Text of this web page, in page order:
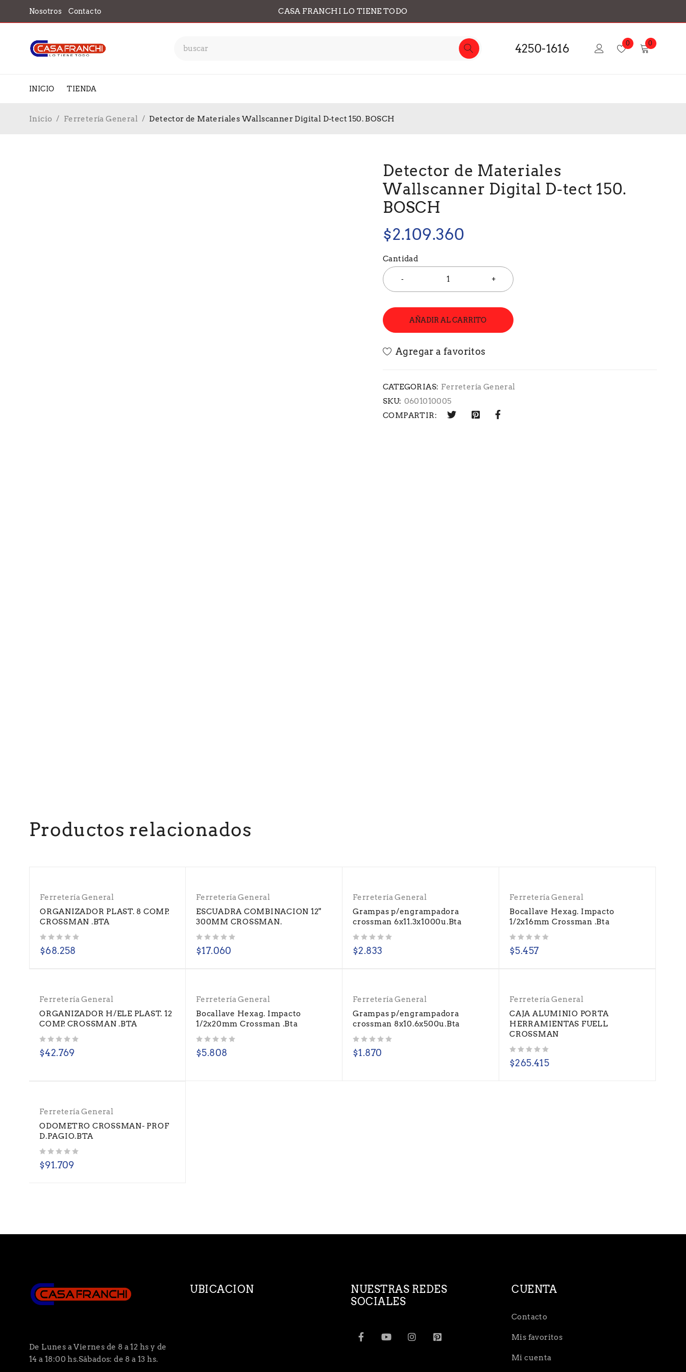
Nosotros Contacto CASA FRANCHI LO TIENE TODO
4250-1616 0 0
INICIO TIENDA
Inicio / Ferretería General / Detector de Materiales Wallscanner Digital D-tect 150. BOSCH
Detector de Materiales
Wallscanner Digital D-tect 150.
BOSCH
$2.109.360
Cantidad
AÑADIR AL CARRITO
CATEGORIAS: Ferretería General
SKU: 0601010005
COMPARTIR:
Productos relacionados
Ferretería General
ORGANIZADOR PLAST. 8 COMP.
CROSSMAN .BTA
$68.258
Ferretería General
ESCUADRA COMBINACION 12"
300MM CROSSMAN.
$17.060
Ferretería General
Grampas p/engrampadora
crossman 6x11.3x1000u.Bta
$2.833
Ferretería General
Bocallave Hexag. Impacto
1/2x16mm Crossman .Bta
$5.457
Ferretería General
ORGANIZADOR H/ELE PLAST. 12
COMP. CROSSMAN .BTA
$42.769
Ferretería General
Bocallave Hexag. Impacto
1/2x20mm Crossman .Bta
$5.808
Ferretería General
Grampas p/engrampadora
crossman 8x10.6x500u.Bta
$1.870
Ferretería General
CAJA ALUMINIO PORTA
HERRAMIENTAS FUELL
CROSSMAN
$265.415
Ferretería General
ODOMETRO CROSSMAN- PROF
D.PAGIO.BTA
$91.709
De Lunes a Viernes de 8 a 12 hs y de
14 a 18:00 hs.Sábados: de 8 a 13 hs.
UBICACION
NUESTRAS REDES
SOCIALES
CUENTA
Contacto
Mis favoritos
Mi cuenta